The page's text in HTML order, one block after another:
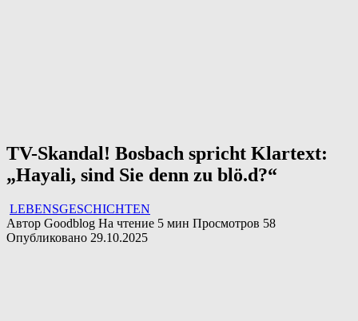
TV-Skandal! Bosbach spricht Klartext:
„Hayali, sind Sie denn zu blö.d?“
LEBENSGESCHICHTEN
Автор Goodblog На чтение 5 мин Просмотров 58
Опубликовано 29.10.2025